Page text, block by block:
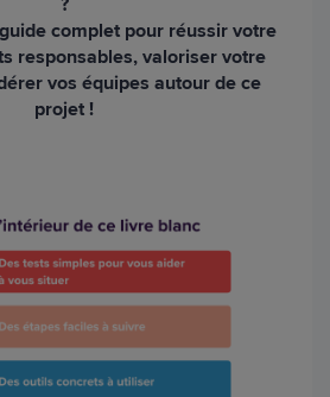
complet pour réussir votre
responsables, valoriser votre
vos équipes autour de ce
projet !